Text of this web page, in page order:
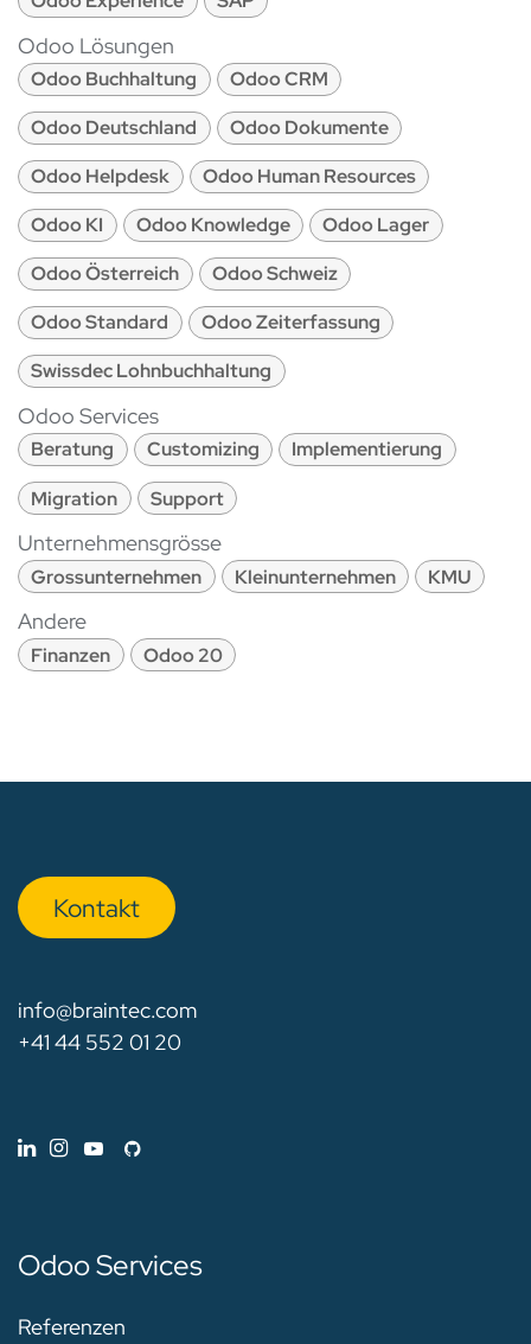
Odoo Lösungen
Odoo Buchhaltung
Odoo CRM
Odoo Deutschland
Odoo Dokumente
Odoo Helpdesk
Odoo Human Resources
Odoo KI
Odoo Knowledge
Odoo Lager
Odoo Österreich
Odoo Schweiz
Odoo Standard
Odoo Zeiterfassung
Swissdec Lohnbuchhaltung
Odoo Services
Beratung Customizing
Implementierung
Migration
Support
Unternehmensgrösse
Grossunternehmen Kleinunternehmen KMU
Andere
Finanzen Odoo 20
Kon​​​​​​ta​​kt
info@braintec.com
+41 44 552 01 20
Odoo Services
Referenzen